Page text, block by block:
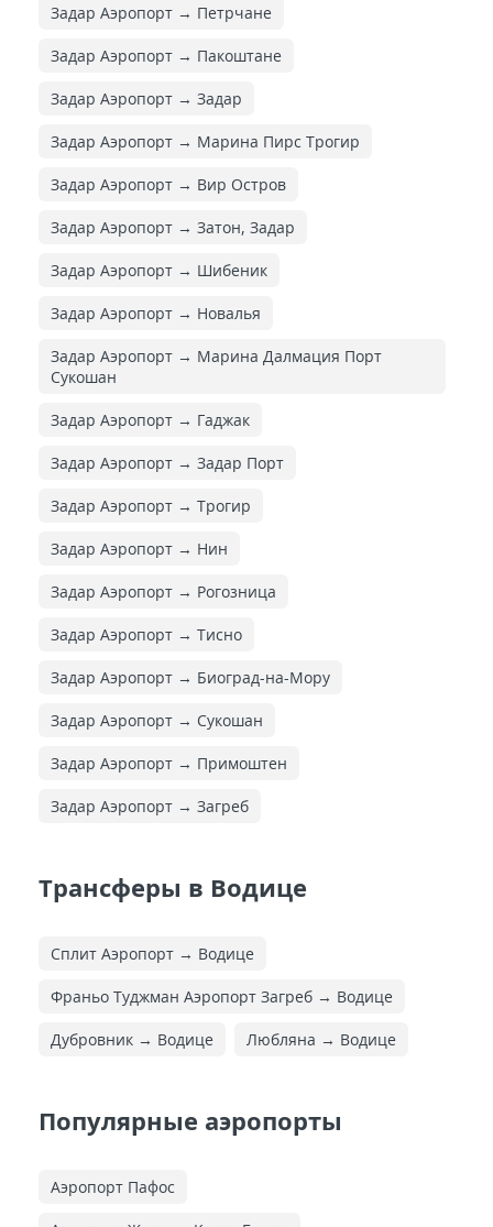
Задар Аэропорт → Петрчане
Задар Аэропорт → Пакоштане
Задар Аэропорт → Задар
Задар Аэропорт → Марина Пирс Трогир
Задар Аэропорт → Вир Остров
Задар Аэропорт → Затон, Задар
Задар Аэропорт → Шибеник
Задар Аэропорт → Новалья
Задар Аэропорт → Марина Далмация Порт
Сукошан
Задар Аэропорт → Гаджак
Задар Аэропорт → Задар Порт
Задар Аэропорт → Трогир
Задар Аэропорт → Нин
Задар Аэропорт → Рогозница
Задар Аэропорт → Тисно
Задар Аэропорт → Биоград-на-Мору
Задар Аэропорт → Сукошан
Задар Аэропорт → Примоштен
Задар Аэропорт → Загреб
Трансферы в Водице
Сплит Аэропорт → Водице
Франьо Туджман Аэропорт Загреб → Водице
Дубровник → Водице Любляна → Водице
Популярные аэропорты
Аэропорт Пафос